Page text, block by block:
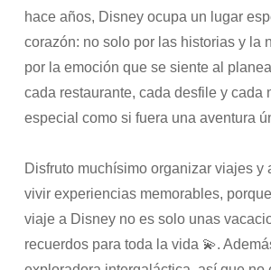
hace años, Disney ocupa un lugar
corazón: no solo por las historias y la
por la emoción que se siente al
cada restaurante, cada desfile y cada
especial como si fuera una aventura
Disfruto muchísimo organizar viajes y
vivir experiencias memorables,
viaje a Disney no es solo unas
recuerdos para toda la vida 💫.